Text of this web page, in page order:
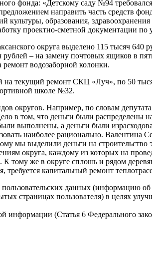
фонда: «Детскому саду №94
направить часть средств
культуры, образования,
проектно-сметной документации по
округа выделено 115 тысяч 640
– на замену почтовых ящиков в
ремонт водозаборной колонки.
текущий ремонт СКЦ «Луч», по 50
школе №32.
округов. Например, по словам
в том, что деньги были распределены
выполнены, а деньги были
наиболее рационально. Валентина
мы выделили деньги на строительство
округа, каждому из которых на
К тому же в округе сплошь и рядом
требуется капитальный ремонт
данных (информацию
страницах пользователя) в целях
информации (Статья 6 Федерального